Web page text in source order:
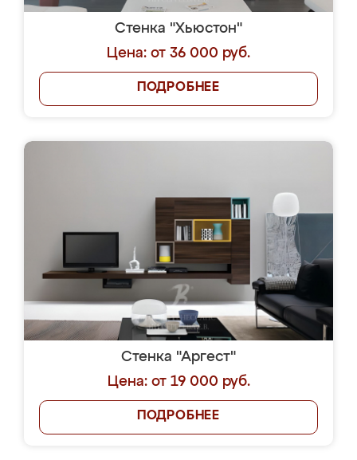
Стенка "Хьюстон"
Цена: от 36 000 руб.
ПОДРОБНЕЕ
Стенка "Аргест"
Цена: от 19 000 руб.
ПОДРОБНЕЕ